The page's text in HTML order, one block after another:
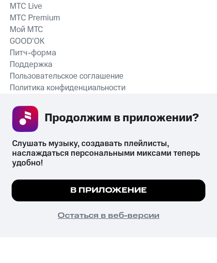
СКАЧАТЬ ПРИЛОЖЕНИЕ
MTС Live
MTС Premium
Мой МТС
GOOD’OK
Питч-форма
Поддержка
Пользовательское соглашение
Политика конфиденциальности
психотропных веществ, их аналогов причиняет вред здоровью,
их незаконный оборот запрещён и влечёт установленную
законодательством ответственность.
© 2026 ООО «КИОН».
Все права защищены
Мы используем куки, чтобы на сайте все
Подробнее
ПОНЯТНО
Слушать музыку, создавать плейлисты,
наслаждаться персональными миксами теперь
удобно!
В ПРИЛОЖЕНИЕ
Остаться в веб-версии